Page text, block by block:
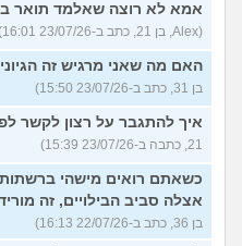
אמא לא רוצה שאלמד תואר
(Alex, בן 21, כתב ב-23/07/26 16:01)
האם מה שאני מרגיש זה הגיוני
בן 31, כתב ב-23/07/26 15:50)
איך להתגבר על רצון לקשר
21, כתבה ב-23/07/26 15:39)
כשאתם רואים מישהי
אצלה סביב הבילויים, זה
בן 36, כתב ב-22/07/26 16:13)